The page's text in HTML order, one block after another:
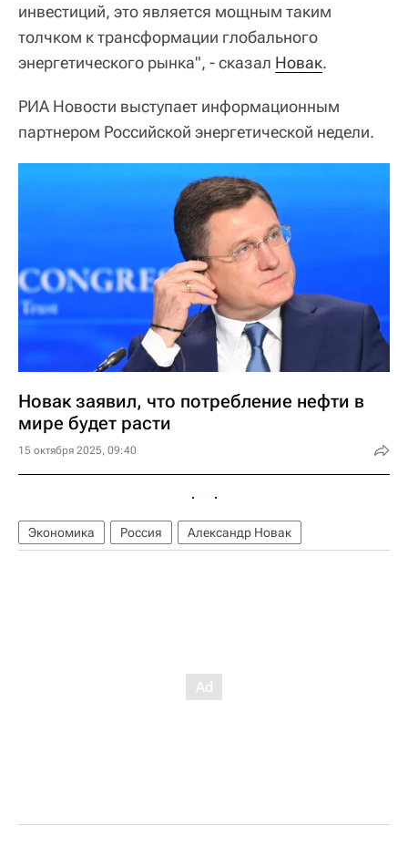
инвестиций, это является мощным таким
толчком к трансформации глобального
энергетического рынка", - сказал Новак.
РИА Новости выступает информационным
партнером Российской энергетической недели.
Новак заявил, что потребление нефти в
мире будет расти
15 октября 2025, 09:40
Экономика Россия Александр Новак